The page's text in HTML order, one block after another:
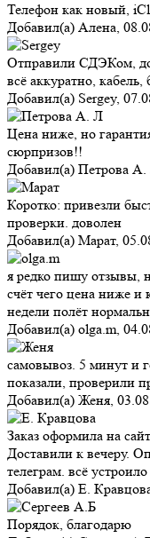
Телефон как новый,
Добавил(а) Алена,
Отправили СДЭКом,
всё аккуратно,
Добавил(а) Sergey,
Цена ниже, но
сюрпризов!!
Добавил(а) Петрова
Коротко: привезли
проверки. доволен
Добавил(а) Марат,
я редко пишу отзывы,
счёт чего цена ниже и
недели полёт
Добавил(а) olga.m,
самовывоз. 5 минут и
показали, проверили
Добавил(а) Женя,
Заказ оформила на
Доставили к вечеру.
телеграм. всё устроило
Добавил(а) Е.
Порядок, благодарю